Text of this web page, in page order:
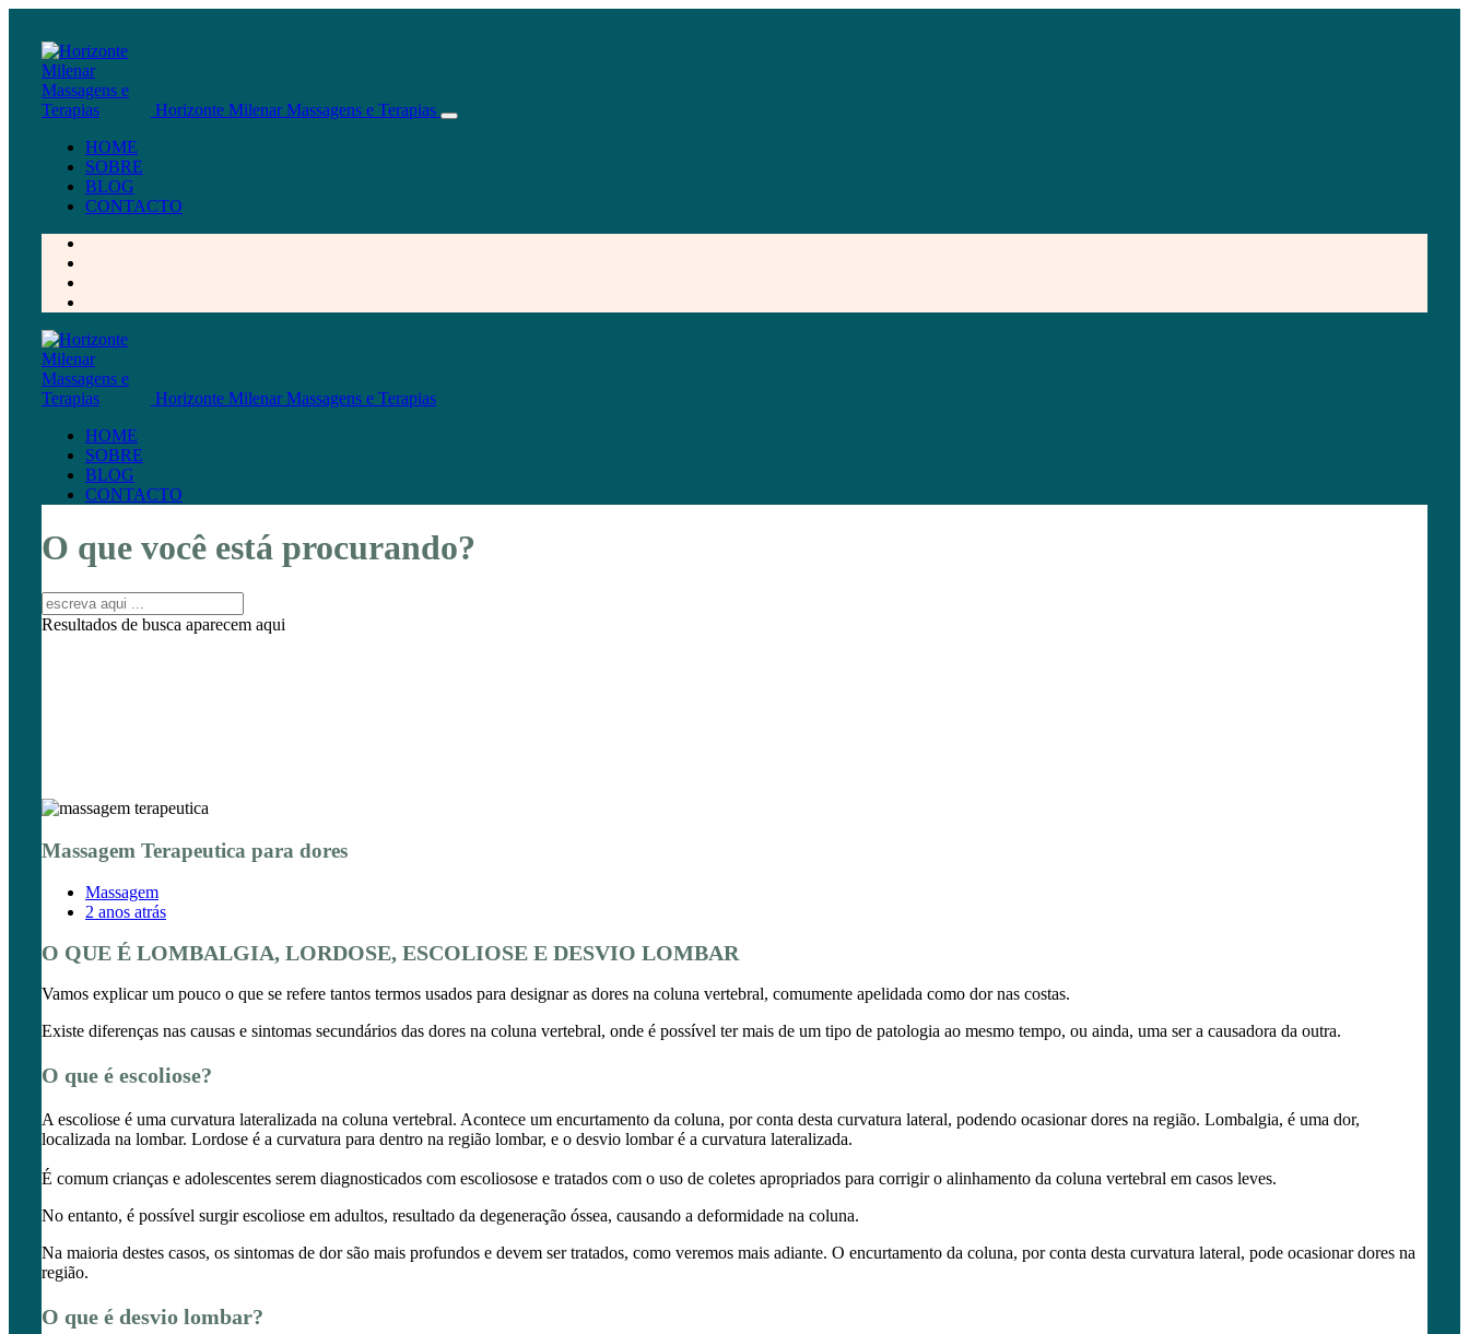
Horizonte Milenar Massagens e Terapias
HOME
SOBRE
BLOG
CONTACTO
Horizonte Milenar Massagens e Terapias
HOME
SOBRE
BLOG
CONTACTO
O que você está procurando?
Resultados de busca aparecem aqui
Massagem Terapeutica para dores
Massagem
2 anos atrás
O QUE É LOMBALGIA, LORDOSE, ESCOLIOSE E DESVIO LOMBAR
Vamos explicar um pouco o que se refere tantos termos usados para designar as dores na coluna vertebral, comumente apelidada como dor nas costas.
Existe diferenças nas causas e sintomas secundários das dores na coluna vertebral, onde é possível ter mais de um tipo de patologia ao mesmo tempo, ou ainda, uma ser a causadora da outra.
O que é escoliose?
A escoliose é uma curvatura lateralizada na coluna vertebral. Acontece um encurtamento da coluna, por conta desta curvatura lateral, podendo ocasionar dores na região. Lombalgia, é uma dor,
localizada na lombar. Lordose é a curvatura para dentro na região lombar, e o desvio lombar é a curvatura lateralizada.
É comum crianças e adolescentes serem diagnosticados com escoliosose e tratados com o uso de coletes apropriados para corrigir o alinhamento da coluna vertebral em casos leves.
No entanto, é possível surgir escoliose em adultos, resultado da degeneração óssea, causando a deformidade na coluna.
Na maioria destes casos, os sintomas de dor são mais profundos e devem ser tratados, como veremos mais adiante. O encurtamento da coluna, por conta desta curvatura lateral, pode ocasionar dores na
região.
O que é desvio lombar?